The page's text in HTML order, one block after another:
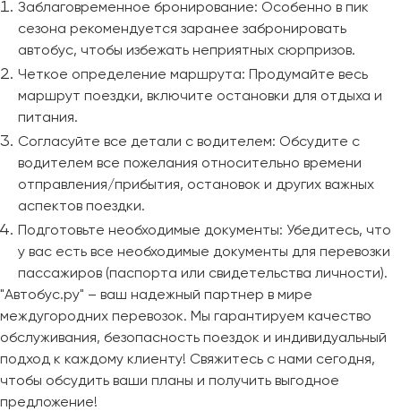
Заблаговременное бронирование: Особенно в пик
сезона рекомендуется заранее забронировать
автобус, чтобы избежать неприятных сюрпризов.
Четкое определение маршрута: Продумайте весь
маршрут поездки, включите остановки для отдыха и
питания.
Согласуйте все детали с водителем: Обсудите с
водителем все пожелания относительно времени
отправления/прибытия, остановок и других важных
аспектов поездки.
Подготовьте необходимые документы: Убедитесь, что
у вас есть все необходимые документы для перевозки
пассажиров (паспорта или свидетельства личности).
"Автобус.ру" – ваш надежный партнер в мире
междугородних перевозок. Мы гарантируем качество
обслуживания, безопасность поездок и индивидуальный
подход к каждому клиенту! Свяжитесь с нами сегодня,
чтобы обсудить ваши планы и получить выгодное
предложение!